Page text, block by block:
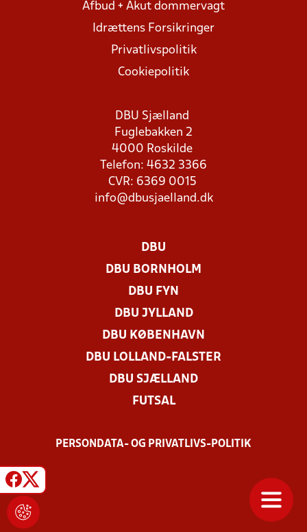
Afbud + Akut dommervagt
Idrættens Forsikringer
Privatlivspolitik
Cookiepolitik
DBU Sjælland
Fuglebakken 2
4000 Roskilde
Telefon: 4632 3366
CVR: 6369 0015
info@dbusjaelland.dk
DBU
DBU BORNHOLM
DBU FYN
DBU JYLLAND
DBU KØBENHAVN
DBU LOLLAND-FALSTER
DBU SJÆLLAND
FUTSAL
PERSONDATA- OG PRIVATLIVS-POLITIK